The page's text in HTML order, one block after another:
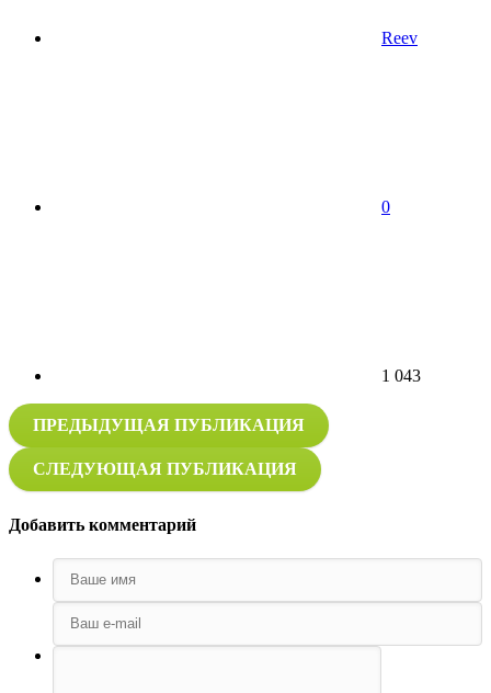
Reev
0
1 043
ПРЕДЫДУЩАЯ ПУБЛИКАЦИЯ
СЛЕДУЮЩАЯ ПУБЛИКАЦИЯ
Добавить комментарий